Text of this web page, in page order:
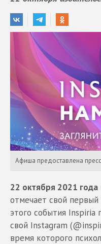
Афиша предоставлена
22 октября 2021 года
отмечает свой
этого события
свой Instagram
время которого